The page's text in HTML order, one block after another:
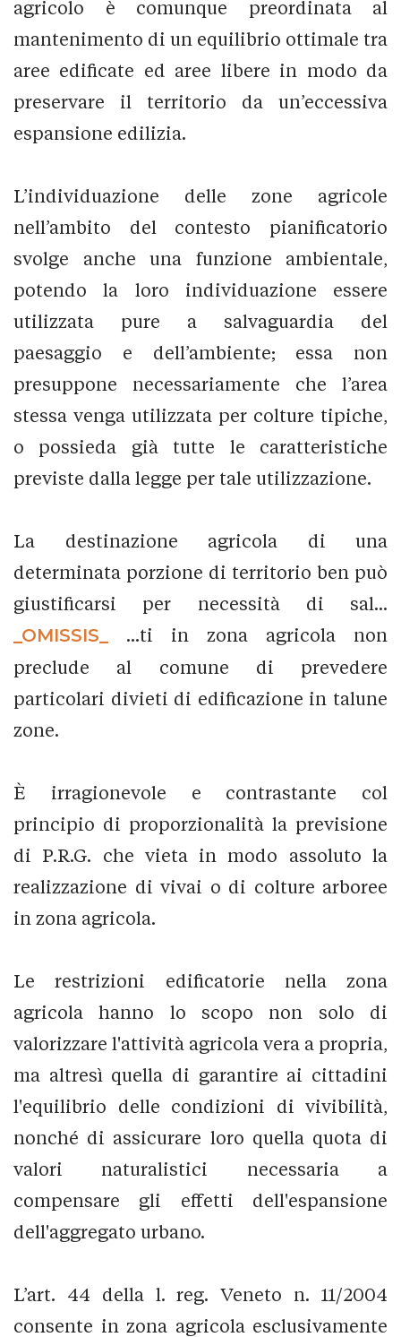
agricolo è comunque preordinata al
mantenimento di un equilibrio ottimale tra
aree edificate ed aree libere in modo da
preservare il territorio da un’eccessiva
espansione edilizia.
L’individuazione delle zone agricole
nell’ambito del contesto pianificatorio
svolge anche una funzione ambientale,
potendo la loro individuazione essere
utilizzata pure a salvaguardia del
paesaggio e dell’ambiente; essa non
presuppone necessariamente che l’area
stessa venga utilizzata per colture tipiche,
o possieda già tutte le caratteristiche
previste dalla legge per tale utilizzazione.
La destinazione agricola di una
determinata porzione di territorio ben può
giustificarsi per necessità di sal...
_OMISSIS_
...ti in zona agricola non
preclude al comune di prevedere
particolari divieti di edificazione in talune
zone.
È irragionevole e contrastante col
principio di proporzionalità la previsione
di P.R.G. che vieta in modo assoluto la
realizzazione di vivai o di colture arboree
in zona agricola.
Le restrizioni edificatorie nella zona
agricola hanno lo scopo non solo di
valorizzare l'attività agricola vera a propria,
ma altresì quella di garantire ai cittadini
l'equilibrio delle condizioni di vivibilità,
nonché di assicurare loro quella quota di
valori naturalistici necessaria a
compensare gli effetti dell'espansione
dell'aggregato urbano.
L’art. 44 della l. reg. Veneto n. 11/2004
consente in zona agricola esclusivamente